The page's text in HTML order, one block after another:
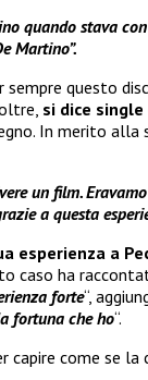
quando stava
Martino”.
sempre questo
si dice single
In merito alla
un film.
a questa
esperienza a
caso ha
forte“,
fortuna che ho“.
capire come se la